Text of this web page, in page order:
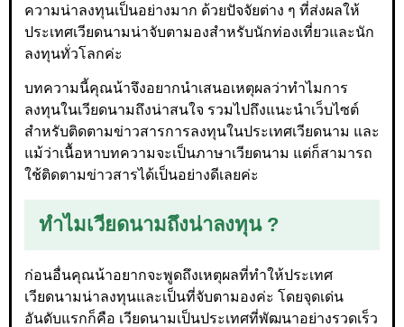
ความน่าลงทุนเป็นอย่างมาก ด้วยปัจจัยต่าง ๆ ที่ส่งผลให้
ประเทศเวียดนามน่าจับตามองสำหรับนักท่องเที่ยวและนัก
ลงทุนทั่วโลกค่ะ
บทความนี้คุณน้าจึงอยากนำเสนอเหตุผลว่าทำไมการ
ลงทุนในเวียดนามถึงน่าสนใจ รวมไปถึงแนะนำเว็บไซต์
สำหรับติดตามข่าวสารการลงทุนในประเทศเวียดนาม และ
แม้ว่าเนื้อหาบทความจะเป็นภาษาเวียดนาม แต่ก็สามารถ
ใช้ติดตามข่าวสารได้เป็นอย่างดีเลยค่ะ
ทำไมเวียดนามถึงน่าลงทุน ?
ก่อนอื่นคุณน้าอยากจะพูดถึงเหตุผลที่ทำให้ประเทศ
เวียดนามน่าลงทุนและเป็นที่จับตามองค่ะ โดยจุดเด่น
อันดับแรกก็คือ เวียดนามเป็นประเทศที่พัฒนาอย่างรวดเร็ว